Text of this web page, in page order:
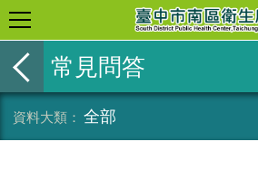
常見問答
全部